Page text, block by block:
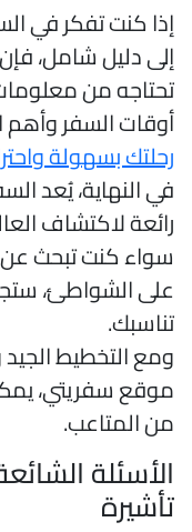
كنت تفكر في
دليل شامل، فإن
من معلومات
السفر وأهم
بسهولة
النهاية، يُعد
لاكتشاف
كنت تبحث عن
الشواطئ، ستجد
التخطيط الجيد
سفريتي، يمكنك
المتاعب.